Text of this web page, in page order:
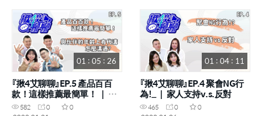
01 : 05 : 26
『揪4艾聊聊』EP.5 產品百百
款！這樣推薦最簡單！ ｜ 與
伙伴的年齡上有代溝 怎麼溝
582 0
0
01 : 04 : 11
『揪4艾聊聊』EP.4 聚會NG行
為!_｜ 家人支持v.s.反對
465 0
0